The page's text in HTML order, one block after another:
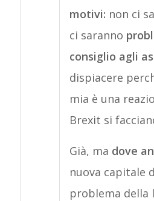
motivi: non ci
ci saranno
consiglio agli
dispiacere
mia è una
Brexit si
Già, ma dove
nuova capitale
problema della